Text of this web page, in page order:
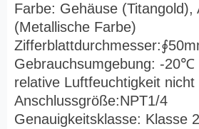
Farbe: Gehäuse (Titangold),
(Metallische Farbe)
Zifferblattdurchmesser:∮
Gebrauchsumgebung: -20℃
relative Luftfeuchtigkeit nicht
Anschlussgröße:NPT1/4
Genauigkeitsklasse: Klasse